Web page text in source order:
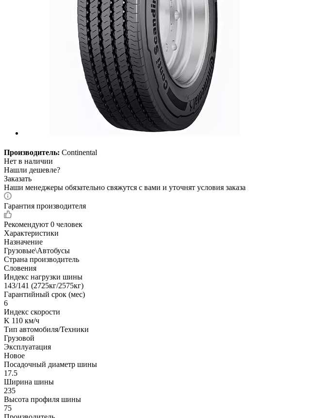
Производитель: Continental
Нет в наличии
Нашли дешевле?
Заказать
Наши менеджеры обязательно свяжутся с вами и уточнят условия заказа
Гарантия производителя
Рекомендуют 0 человек
Характеристики
Назначение
Грузовые\Автобусы
Страна производитель
Словения
Индекс нагрузки шины
143/141 (2725кг/2575кг)
Гарантийный срок (мес)
6
Индекс скорости
K 110 км/ч
Тип автомобиля/Техники
Грузовой
Эксплуатация
Новое
Посадочный диаметр шины
17.5
Ширина шины
235
Высота профиля шины
75